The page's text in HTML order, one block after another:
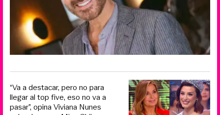
“Va a destacar, pero no para
llegar al top five, eso no va a
pasar”, opina Viviana Nunes